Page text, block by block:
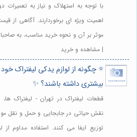
با توجه به استهلاک و نیاز به تعمیرات
اهمیت ویژه ای برخوردارند. آگاهی از
موثر بر آن و نحوه خرید مناسب، به
| مشاهده و خرید
⭐️ چگونه از لوازم یدکی لیفتراک
بیشتری داشته باشند؟ ✨
قطعات لیفتراک در تهران - لیفتراک
نقش حیاتی در جابجایی و حمل و نقل مواد
توزیع ایفا می کنند. استفاده مداوم از